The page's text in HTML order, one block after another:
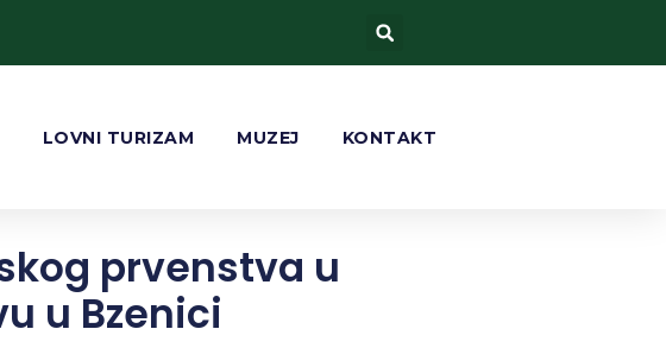
LOVNI TURIZAM MUZEJ KONTAKT
prvenstva u
u Bzenici